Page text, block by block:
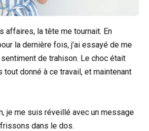
affaires, la tête me tournait. En
la dernière fois, j’ai essayé de me
de trahison. Le choc était
tout donné à ce travail, et maintenant
je me suis réveillé avec un message
dans le dos.